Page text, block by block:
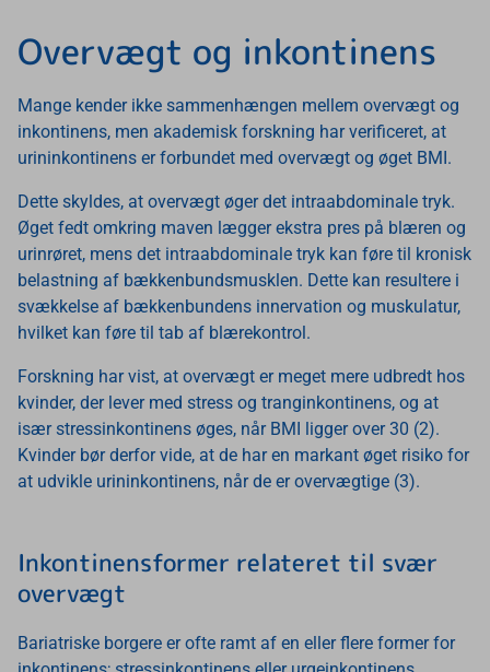
Overvægt og inkontinens
Mange kender ikke sammenhængen mellem overvægt og
inkontinens, men akademisk forskning har verificeret, at
urininkontinens er forbundet med overvægt og øget BMI.
Dette skyldes, at overvægt øger det intraabdominale tryk.
Øget fedt omkring maven lægger ekstra pres på blæren og
urinrøret, mens det intraabdominale tryk kan føre til kronisk
belastning af bækkenbundsmusklen. Dette kan resultere i
svækkelse af bækkenbundens innervation og muskulatur,
hvilket kan føre til tab af blærekontrol.
Forskning har vist, at overvægt er meget mere udbredt hos
kvinder, der lever med stress og tranginkontinens, og at
især stressinkontinens øges, når BMI ligger over 30 (2).
Kvinder bør derfor vide, at de har en markant øget risiko for
at udvikle urininkontinens, når de er overvægtige (3).
Inkontinensformer relateret til svær
overvægt
Bariatriske borgere er ofte ramt af en eller flere former for